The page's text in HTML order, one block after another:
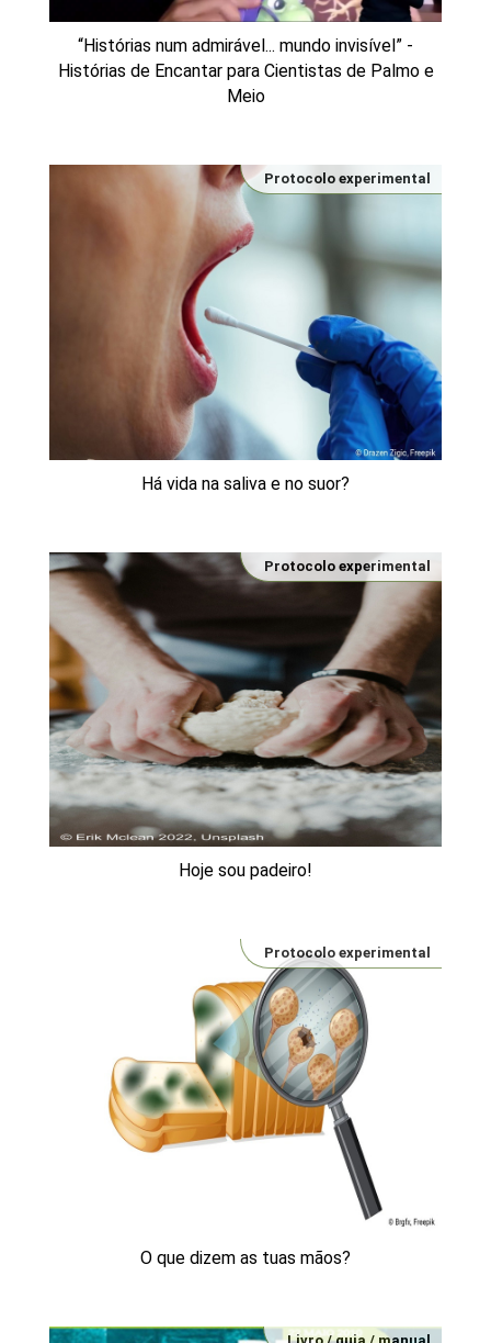
“Histórias num admirável... mundo invisível” -
Histórias de Encantar para Cientistas de Palmo e
Meio
Há vida na saliva e no suor?
Protocolo experimental
Hoje sou padeiro!
Protocolo experimental
O que dizem as tuas mãos?
Protocolo experimental